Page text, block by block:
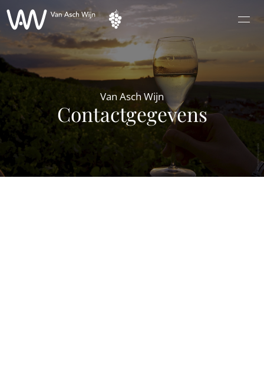
Wijnen
Champagne
Proeverij
Van Asch Wijn
Contactgegevens